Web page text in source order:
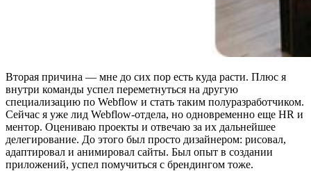
Вторая причина — мне до сих пор есть куда расти. Плюс я
внутри команды успел переметнуться на другую
специализацию по Webflow и стать таким полуразработчиком.
Сейчас я уже лид Webflow-отдела, но одновременно еще HR и
ментор. Оцениваю проекты и отвечаю за их дальнейшее
делегирование. До этого был просто дизайнером: рисовал,
адаптировал и анимировал сайты. Был опыт в создании
приложений, успел помучиться с брендингом тоже.